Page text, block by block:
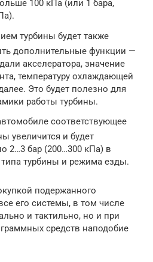
100 кПа (или 1 бара,
турбины будет также
дополнительные функции —
акселератора, значение
температуру охлаждающей
Это будет полезно для
работы турбины.
соответствующее
увеличится и будет
2…3 бар (200…300 кПа) в
турбины и режима езды.
подержанного
его системы, в том числе
и тактильно, но и при
средств наподобие